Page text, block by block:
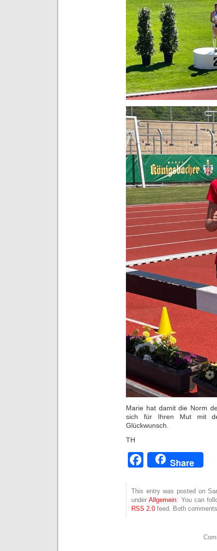
Marie hat damit die Norm
sich für Ihren Mut mit
Glückwunsch.
TH
Facebook
Share
This entry was posted on
underAllgemein. You can
RSS 2.0 feed. Both